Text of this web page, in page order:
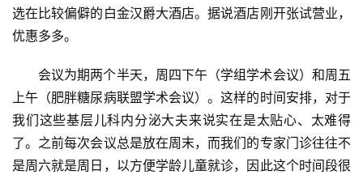
选在比较偏僻的白金汉爵大酒店。据说酒店刚开张试营业，
优惠多多。
会议为期两个半天，周四下午（学组学术会议）和周五
上午（肥胖糖尿病联盟学术会议）。这样的时间安排，对于
我们这些基层儿科内分泌大夫来说实在是太贴心、太难得
了。之前每次会议总是放在周末，而我们的专家门诊往往不
是周六就是周日，以方便学龄儿童就诊，因此这个时间段很